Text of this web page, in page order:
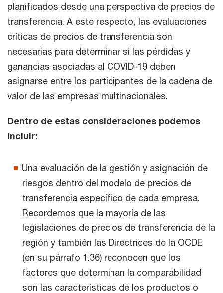
planificados desde una perspectiva de precios de
transferencia. A este respecto, las evaluaciones
críticas de precios de transferencia son
necesarias para determinar si las pérdidas y
ganancias asociadas al COVID-19 deben
asignarse entre los participantes de la cadena de
valor de las empresas multinacionales.
Dentro de estas consideraciones podemos
incluir:
Una evaluación de la gestión y asignación de
riesgos dentro del modelo de precios de
transferencia específico de cada empresa.
Recordemos que la mayoría de las
legislaciones de precios de transferencia de la
región y también las Directrices de la OCDE
(en su párrafo 1.36) reconocen que los
factores que determinan la comparabilidad
son las características de los productos o